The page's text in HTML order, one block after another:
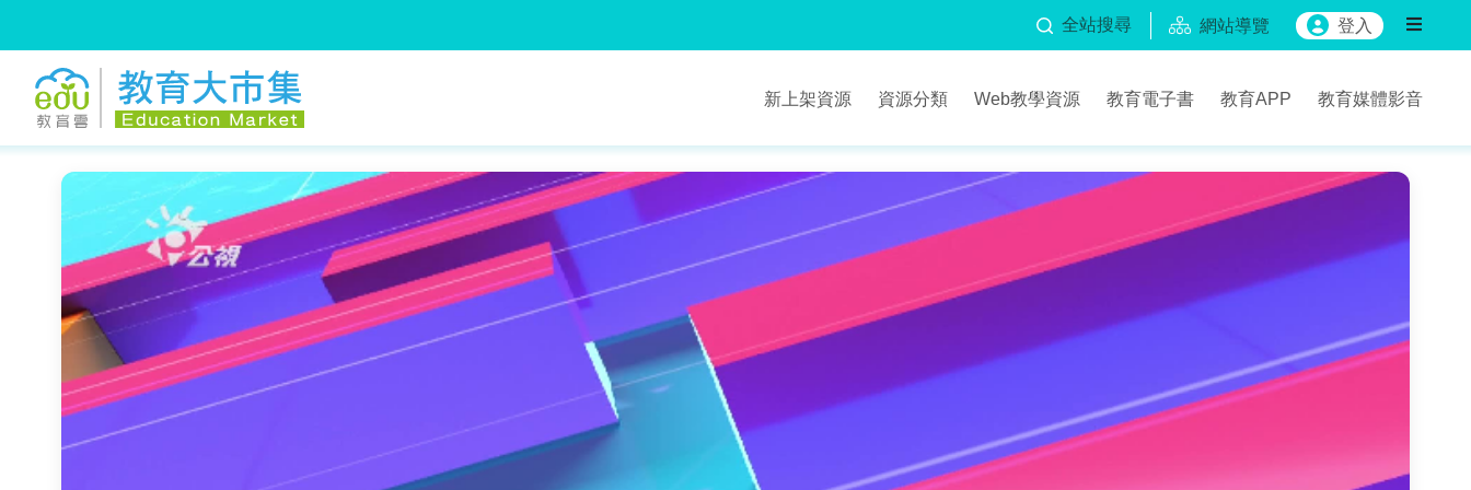
全站搜尋 網站導覽 登入
新上架資源 資源分類 Web教學資源 教育電子書 教育APP 教育媒體影音